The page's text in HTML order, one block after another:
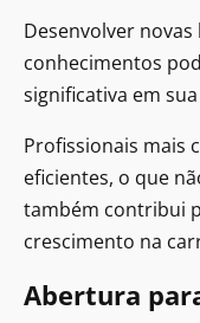
Desenvolver
conhecimentos
significativa em
Profissionais mais
eficientes, o que
também contribui
crescimento na
Abertura